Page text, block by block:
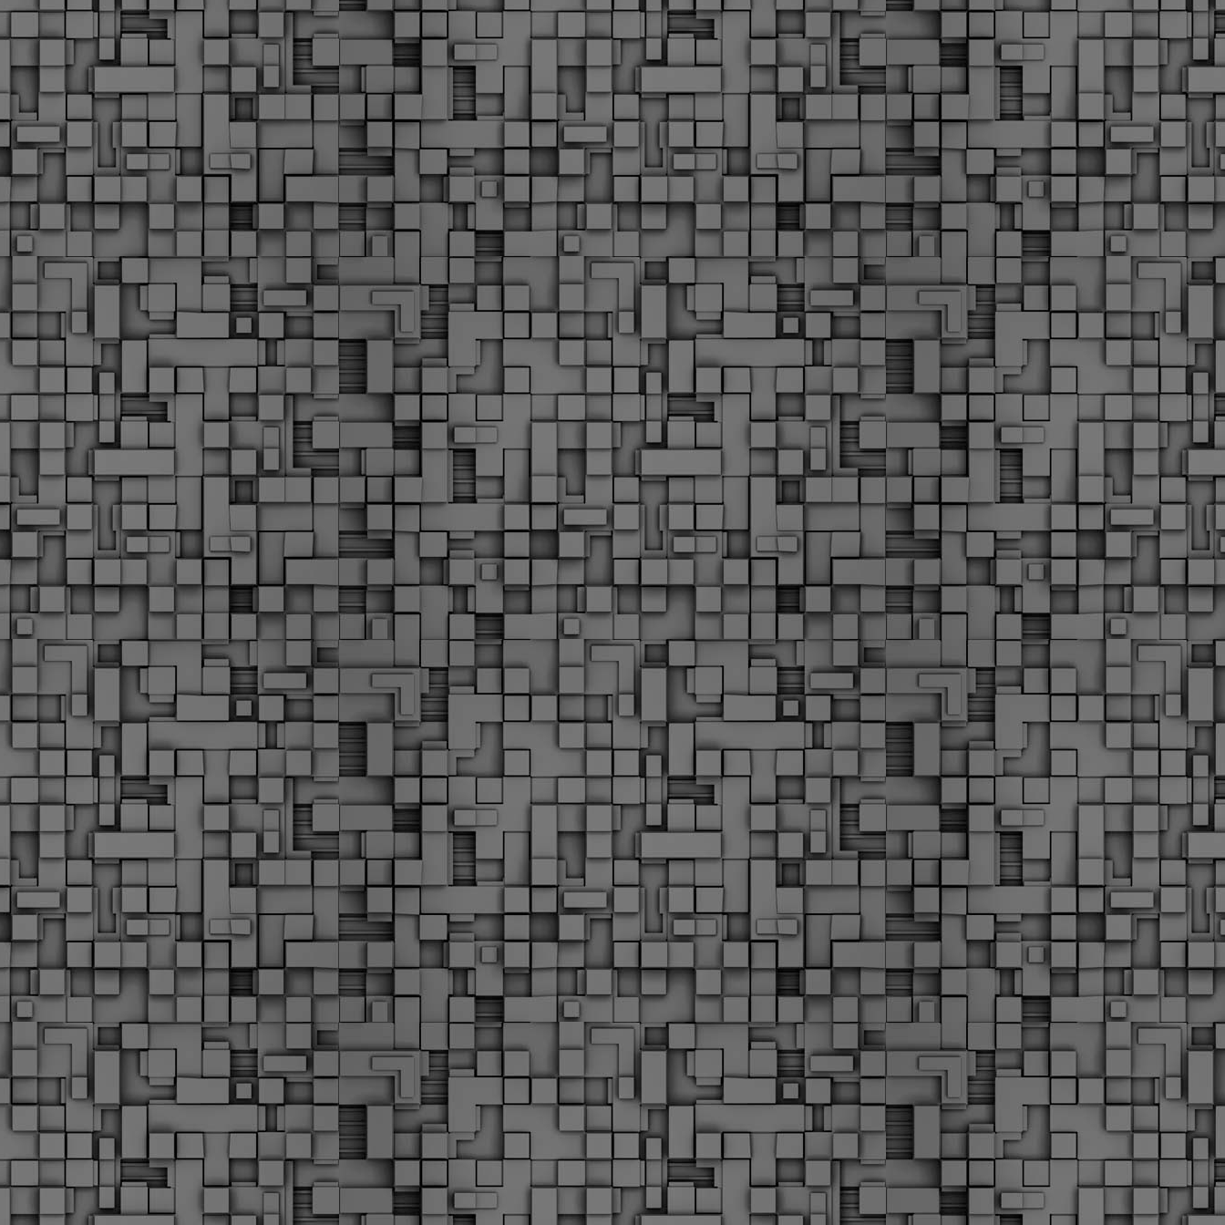
σε δήμους της χώρας. Το Dimastin, αναζητεί σχετικό
φωτογραφικό υλικό στο διαδίκτυο και σας το παρουσιάζει σε
αυτή την ανάρτηση. Επίσης, σας καλούμε, αν διαπιστώσετε ότι
μας έχουν "ξεφύγει" ορκωμοσίες, μπορείτε να στέλνετε το
φωτογραφικό τους υλικό στο dimasthes@gmail.gr ώστε να το
δημοσιεύουμε εδώ, άμεσα.
MAR
Θεσσαλονίκη: Ορκίστηκαν οι 75 νέοι δημοτικοί
αστυνομικοί – Τι τους ζήτησε ο Αγγελούδης
Ενισχύεται το έργο της δημοτικής αστυνομίας στο δήμο
Θεσσαλονίκης καθώς το πρωί της Τετάρτης 18 Μαρτίου
ορκίστηκαν οι 75 νέοι δημοτικοί αστυνομικοί.
«Με αυτούς, σε λίγους μήνες αποκτά ένα ισχυρό σώμα η
δημοτική αστυνομία. Θα είναι πιο κοντά στον πολίτη. Είχα την
ευκαιρία να είμαι σήμερα στην ορκωμοσία τους.
MAR
Ξεκίνησαν εδώ και μια εβδομάδα οι αφίξεις των
νεοπροσληφθέντων Δημοτικών Αστυνομικών στους
δήμους και οι ορκωμοσίες τους - Πλήρες
Μεγάλες μέρες ζει ο "οργανισμός" της Δημοτικής Αστυνομίας!
Να θυμίσουμε ότι κανονικές προσλήψεις στην Δημοτική
Αστυνομία έχουν να γίνουν από το 2010. Δεκαέξι ολόκληρα
χρόνια! Και βέβαια, ακόμη και με αυτές τις προσλήψεις, δεν
φτάνουμε ούτε τα 2/3 των Δημοτικών Αστυνομικών που
υπηρετούσαν το 2013 προ της κατάργησης της υπηρεσίας με
απόφαση του σημερινού πρωθυπουργού Κυριάκου Μητσοτάκη. Ας
είναι...
2
Δημοτική Αστυνομία Θεσσαλονίκης: Διμηνιαίος
απολογισμός ελέγχων τήρησης νομοθεσίας
Τον απολογισμό των δράσεων ελέγχου για τα ζώα συντροφιάς
κατά το δίμηνο Ιανουαρίου – Φεβρουαρίου 2026 παρουσιάζει η
Δημοτική Αστυνομία Θεσσαλονίκης, με στόχο την προστασία των
ζώων και την ομαλή συμβίωση στην πόλη.
FEB
18
ΣτΕ: Οριστική απόρριψη της επαναφοράς του 13ου
και 14ου μισθού για τους δημοσίους υπαλλήλους
Με την απόφαση αυτή, το ΣτΕ απορρίπτει οριστικά τις
αξιώσεις των δημοσίων υπαλλήλων για επαναφορά των
δώρων, επικυρώνοντας την τρέχουσα κατάσταση παρά τις
αντιδράσεις της ΑΔΕΔΥ
Το ΣτΕ απέρριψε οριστικά την προσφυγή της ΑΔΕΔΥ και ενός
εκπαιδευτικού για την επαναφορά των δώρων Χριστουγέννων,
Πάσχα και θερινής άδειας (13ος και 14ος μισθός) στους
εργαζόμενους του δημόσιου τομέα, κλείνοντας μια μακρά
διαμάχη δεκαετιών που αφορούσε τις μνημονιακές περικοπές.
Γνωστοποίηση έκδοσης οριστικών αποτελεσμάτων –
Παροχή οδηγιών.
► Δείτε/κατεβάστε την πολυαναμενόμενη εγκύκλιο του Υπ.
FEB
1
Με διαρροή 2 μέρες πριν την στάση εργασίας
ενημερώνει το ΣτΕ για την απόρριψη της επαναφοράς